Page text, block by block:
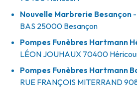
Nouvelle Marbrerie Besançon
BAS 25000 Besançon
Pompes Funèbres Hartmann
LÉON JOUHAUX 70400
Pompes Funèbres Hartmann
RUE FRANÇOIS MITERRAND